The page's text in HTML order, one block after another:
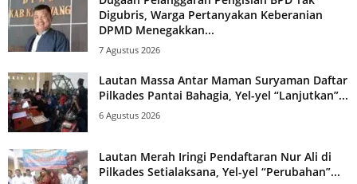
Digubris, Warga Pertanyakan Keberanian
DPMD Menegakkan...
7 Agustus 2026
Lautan Massa Antar Maman Suryaman Daftar
Pilkades Pantai Bahagia, Yel-yel “Lanjutkan”...
6 Agustus 2026
Lautan Merah Iringi Pendaftaran Nur Ali di
Pilkades Setialaksana, Yel-yel “Perubahan”...